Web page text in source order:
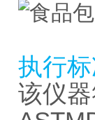
执行
该仪